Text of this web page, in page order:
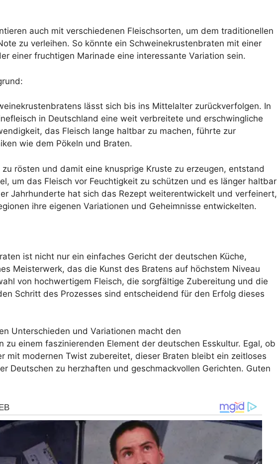
auch mit verschiedenen Fleischsorten, um dem traditionellen
zu verleihen. So könnte ein Schweinekrustenbraten mit einer
einer fruchtigen Marinade eine interessante Variation sein.
lässt sich bis ins Mittelalter zurückverfolgen. In
in Deutschland eine weit verbreitete und erschwingliche
das Fleisch lange haltbar zu machen, führte zur
wie dem Pökeln und Braten.
rösten und damit eine knusprige Kruste zu erzeugen, entstand
um das Fleisch vor Feuchtigkeit zu schützen und es länger haltbar
Jahrhunderte hat sich das Rezept weiterentwickelt und verfeinert,
ihre eigenen Variationen und Geheimnisse entwickelten.
ist nicht nur ein einfaches Gericht der deutschen Küche,
Meisterwerk, das die Kunst des Bratens auf höchstem Niveau
von hochwertigem Fleisch, die sorgfältige Zubereitung und die
Schritt des Prozesses sind entscheidend für den Erfolg dieses
Unterschieden und Variationen macht den
zu einem faszinierenden Element der deutschen Esskultur. Egal, ob
mit modernen Twist zubereitet, dieser Braten bleibt ein zeitloses
Deutschen zu herzhaften und geschmackvollen Gerichten. Guten